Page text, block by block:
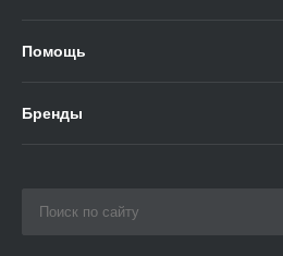
Помощь
Бренды